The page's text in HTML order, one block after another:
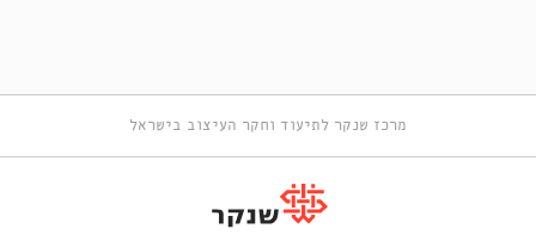
מרכז שנקר לתיעוד וחקר העיצוב בישראל